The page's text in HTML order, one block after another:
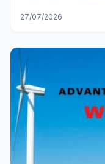
27/07/2026